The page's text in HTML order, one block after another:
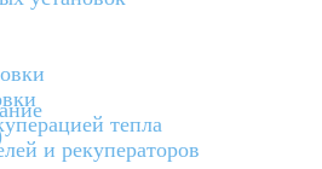
тепла
и рекуператоров